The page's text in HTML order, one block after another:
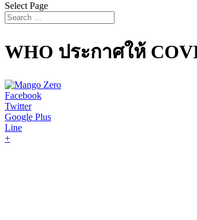
Select Page
WHO ประกาศให้
Facebook
Twitter
Google Plus
Line
+